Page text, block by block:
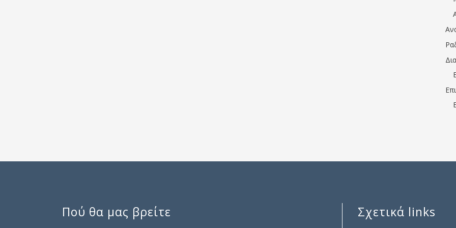
Πού θα μας βρείτε Σχετικά links